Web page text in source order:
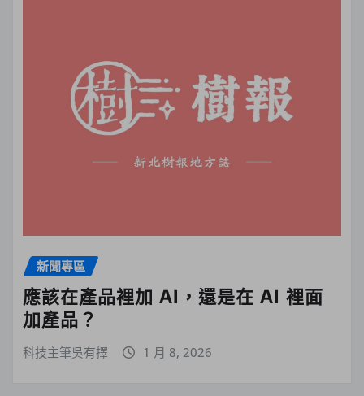
新聞專區
應該在產品裡加 AI，還是在 AI 裡面
加產品？
科技主筆吳有擇 1 月 8, 2026